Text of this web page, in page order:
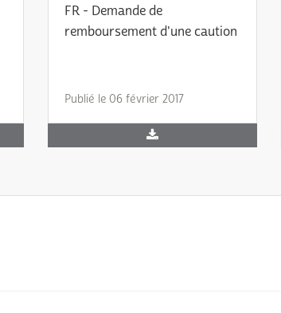
FR - Demande de
remboursement d'une caution
Publié le 06 février 2017